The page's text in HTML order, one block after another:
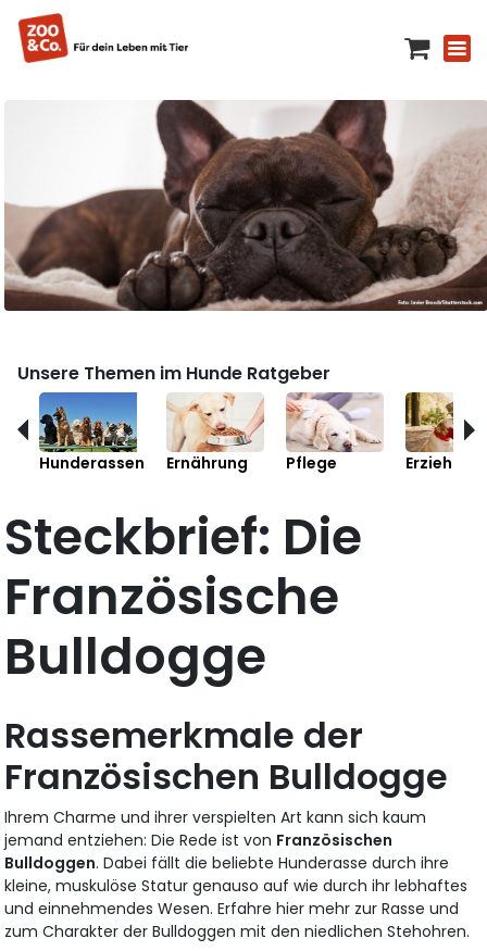
Unsere Themen im Hunde Ratgeber
Hunderassen Ernährung Pflege Erziehung
Steckbrief: Die
Französische
Bulldogge
Rassemerkmale der
Französischen Bulldogge
Ihrem Charme und ihrer verspielten Art kann sich kaum
jemand entziehen: Die Rede ist von Französischen
Bulldoggen. Dabei fällt die beliebte Hunderasse durch ihre
kleine, muskulöse Statur genauso auf wie durch ihr lebhaftes
und einnehmendes Wesen. Erfahre hier mehr zur Rasse und
zum Charakter der Bulldoggen mit den niedlichen Stehohren.